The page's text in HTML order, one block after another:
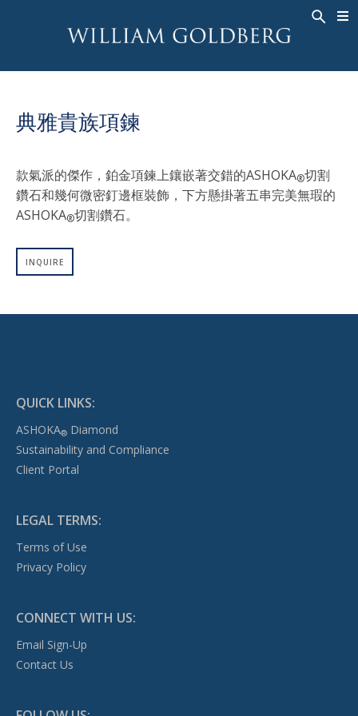
高級珠寶
男戒
吊墜
耳飾
钟表
ASHOKA 珠宝
戒指
MEN'S RINGS
項鍊
耳飾
TALISMAN
歷史
ASHOKA®
典雅貴族項鍊
款氣派的傑作，鉑金項鍊上鑲嵌著交錯的ASHOKA®切割
鑽石和幾何微密釘邊框裝飾，下方懸掛著五串完美無瑕的
ASHOKA®切割鑽石。
INQUIRE
QUICK LINKS:
ASHOKA®Diamond
Sustainability and Compliance
Client Portal
LEGAL TERMS:
Terms of Use
Privacy Policy
CONNECT WITH US:
Email Sign-Up
Contact Us